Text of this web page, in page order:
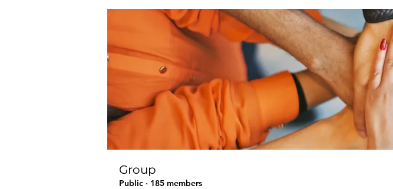
Group
Public · 185 members